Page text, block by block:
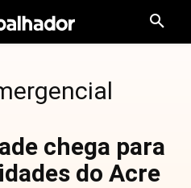
chega para
do Acre